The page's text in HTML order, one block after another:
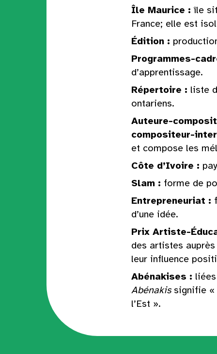
Île Maurice :île
France; elle est
Édition :
Programmes-
d’apprentissage.
Répertoire : liste
ontariens.
Auteure-
compositeur-
et compose les
Côte d’Ivoire :
Slam : forme de
Entrepreneuriat :
d’une idée.
Prix Artiste-
des artistes
leur influence
Abénakises :
Abénakissignifie «
l’Est ».